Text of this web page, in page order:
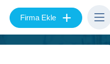
Firma Ekle +